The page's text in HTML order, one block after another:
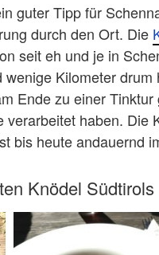
guter Tipp für
durch den Ort. Die
seit eh und je in
Kilometer
Ende zu einer
haben. Die
bis heute andauernd
Knödel Südtirols